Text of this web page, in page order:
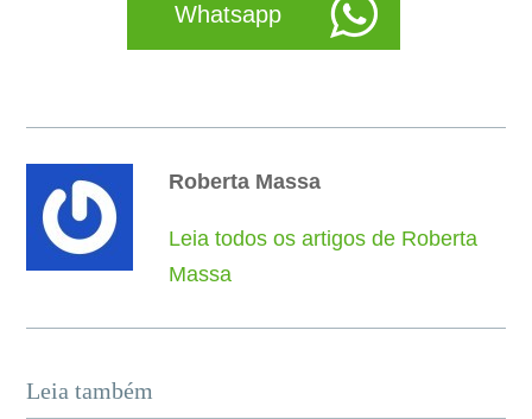
Whatsapp
Roberta Massa
Leia todos os artigos de Roberta
Massa
Leia também